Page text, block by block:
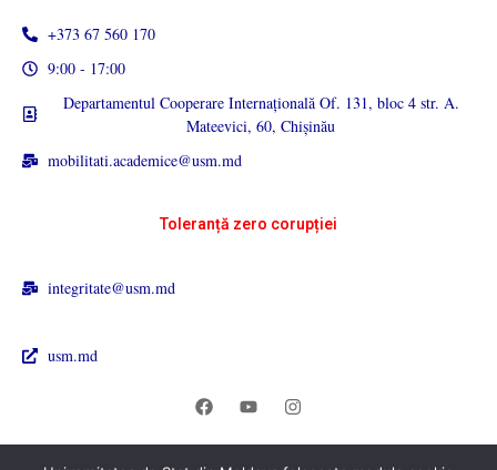
+373 67 560 170
9:00 - 17:00
Departamentul Cooperare Internațională Of. 131, bloc 4 str. A.
Mateevici, 60, Chișinău
mobilitati.academice@usm.md
Toleranță zero corupției
integritate@usm.md
usm.md